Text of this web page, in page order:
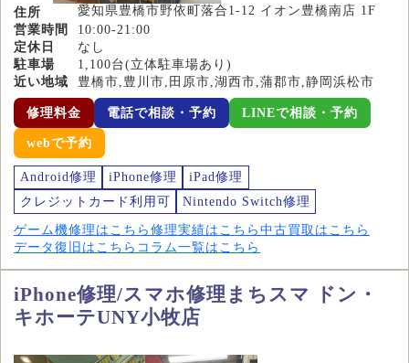
住所
愛知県豊橋市野依町落合1-12 イオン豊橋南店 1F
営業時間
10:00-21:00
定休日
なし
駐車場
1,100台(立体駐車場あり)
近い地域
豊橋市,豊川市,田原市,湖西市,蒲郡市,静岡浜松市
修理料金 電話で相談・予約 LINEで相談・予約
webで予約
Android修理 iPhone修理
iPad修理
クレジットカード利用可
Nintendo Switch修理
ゲーム機修理はこちら 修理実績はこちら 中古買取はこちら
データ復旧はこちら コラム一覧はこちら
iPhone修理/スマホ修理まちスマ ドン・
キホーテUNY小牧店